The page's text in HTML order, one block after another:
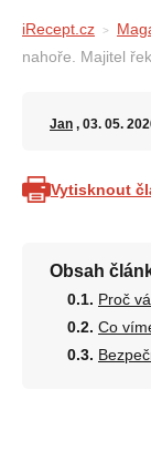
iRecept.cz
nahoře. Majitel
Jan , 03. 05.
Vytisknout
Obsah
Proč
Co